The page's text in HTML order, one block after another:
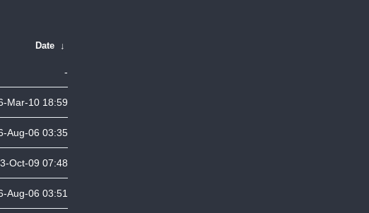
Date ↓
-
Mar-10 18:59
Aug-06 03:35
Oct-09 07:48
Aug-06 03:51